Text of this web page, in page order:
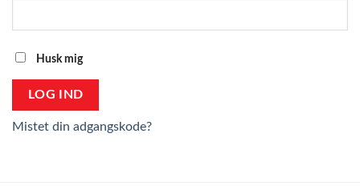
Husk mig
LOG IND
Mistet din adgangskode?